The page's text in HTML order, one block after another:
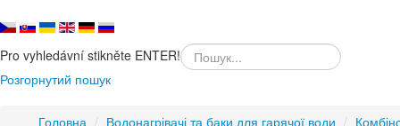
Pro vyhledávní stikněte ENTER!
Розгорнутий пошук
Головна / Водонагрівачі та баки для гарячої води /